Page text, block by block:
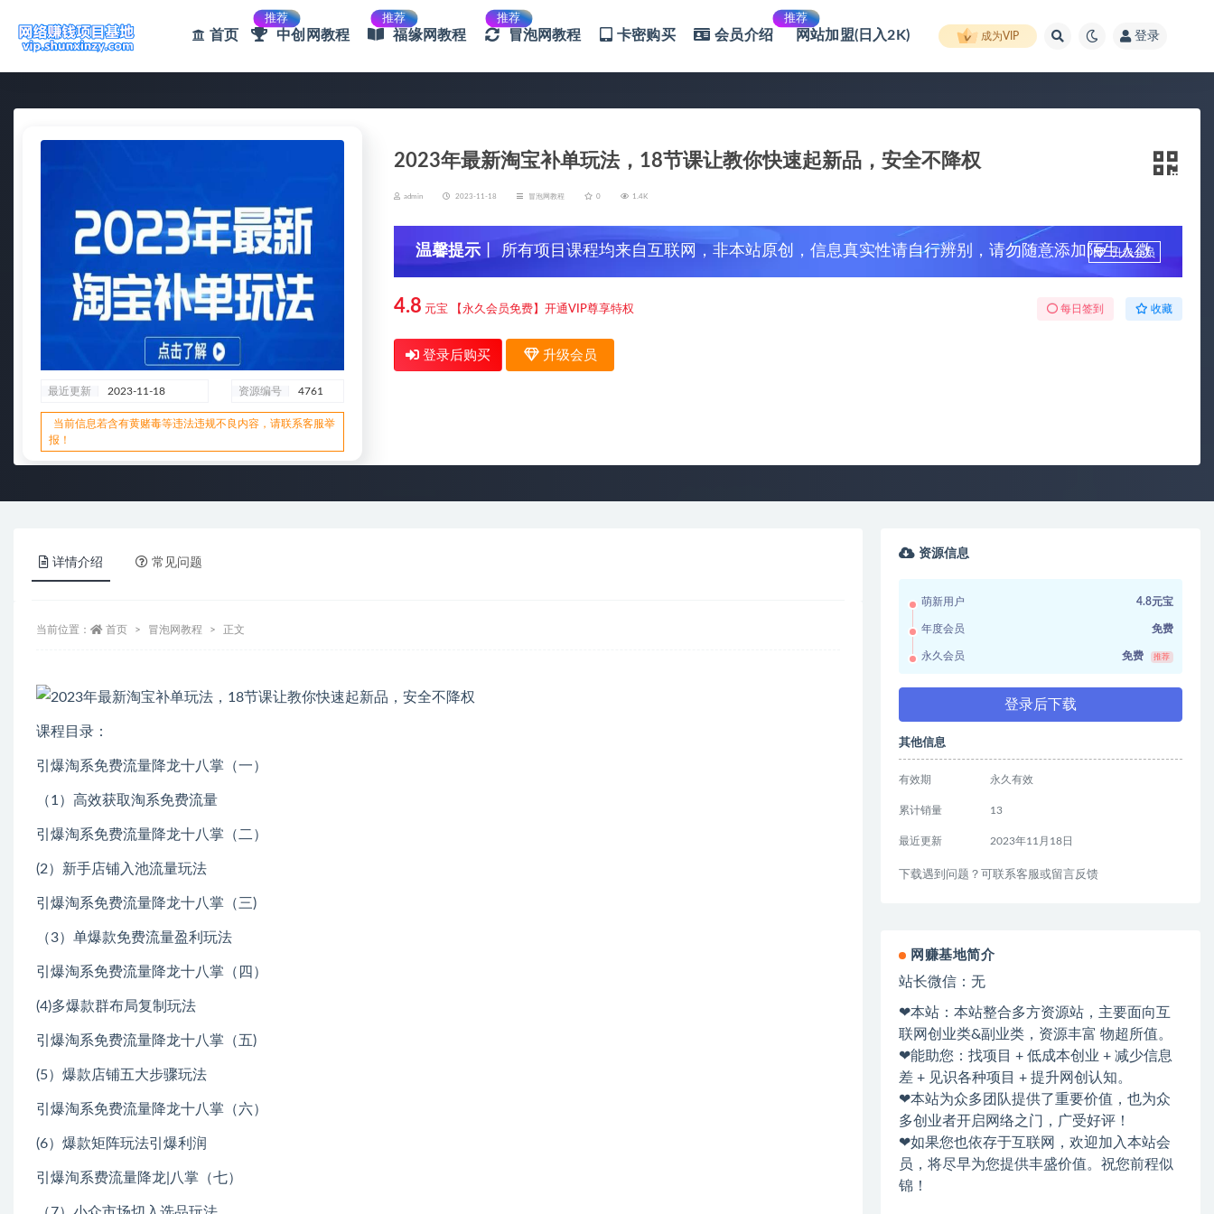
首页
推荐
中创网教程
推荐
福缘网教程
推荐
冒泡网教程 卡密购买 会员介绍
推荐
网站加盟(日入2K) 成为VIP 登录
最近更新 2023-11-18 资源编号 4761
当前信息若含有黄赌毒等违法违规不良内容，请联系客服举
报！
2023年最新淘宝补单玩法，18节课让教你快速起新品，安全不降权
admin 2023-11-18 冒泡网教程 0 1.4K
温馨提示 丨 所有项目课程均来自互联网，非本站原创，信息真实性请自行辨别，请勿随意添加陌生人微
信，谨防上当受骗！
升级会员
4.8 元宝 【永久会员免费】开通VIP尊享特权 每日签到 收藏
登录后购买 升级会员
详情介绍 常见问题
当前位置： 首页 冒泡网教程 正文
课程目录：
引爆淘系免费流量降龙十八掌（一）
（1）高效获取淘系免费流量
引爆淘系免费流量降龙十八掌（二）
(2）新手店铺入池流量玩法
引爆淘系免费流量降龙十八掌（三)
（3）单爆款免费流量盈利玩法
引爆淘系免费流量降龙十八掌（四）
(4)多爆款群布局复制玩法
引爆淘系免费流量降龙十八掌（五)
(5）爆款店铺五大步骤玩法
引爆淘系免费流量降龙十八掌（六）
(6）爆款矩阵玩法引爆利润
引爆洵系费流量降龙|八掌（七）
资源信息
萌新用户 4.8元宝
年度会员 免费
永久会员 免费 推荐
登录后下载
其他信息
有效期 永久有效
累计销量 13
最近更新 2023年11月18日
下载遇到问题？可联系客服或留言反馈
网赚基地简介
站长微信：无
❤本站：本站整合多方资源站，主要面向互
联网创业类&副业类，资源丰富 物超所值。
❤能助您：找项目 + 低成本创业 + 减少信息
差 + 见识各种项目 + 提升网创认知。
❤本站为众多团队提供了重要价值，也为众
多创业者开启网络之门，广受好评！
❤如果您也依存于互联网，欢迎加入本站会
员，将尽早为您提供丰盛价值。祝您前程似
锦！